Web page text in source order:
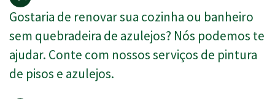
Gostaria de renovar sua cozinha ou banheiro
sem quebradeira de azulejos? Nós podemos te
ajudar. Conte com nossos serviços de pintura
de pisos e azulejos.